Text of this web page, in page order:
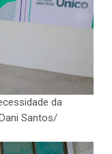
da
Santos/